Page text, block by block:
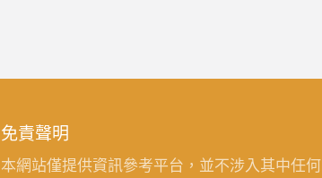
免責聲明
本網站僅提供資訊參考平台，並不涉入其中任何